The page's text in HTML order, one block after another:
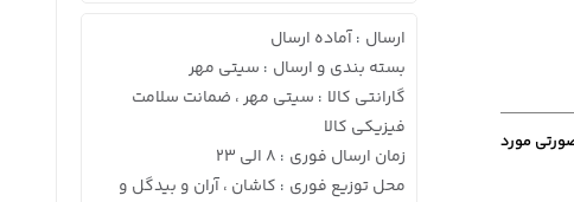
مورد
ارسال :آماده ارسال
بسته بندی و ارسال : سیتی مهر
گارانتی کالا : سیتی مهر ، ضمانت سلامت
فیزیکی کالا
زمان ارسال فوری : 8 الی 23
محل توزیع فوری : کاشان ، آران و بیدگل و